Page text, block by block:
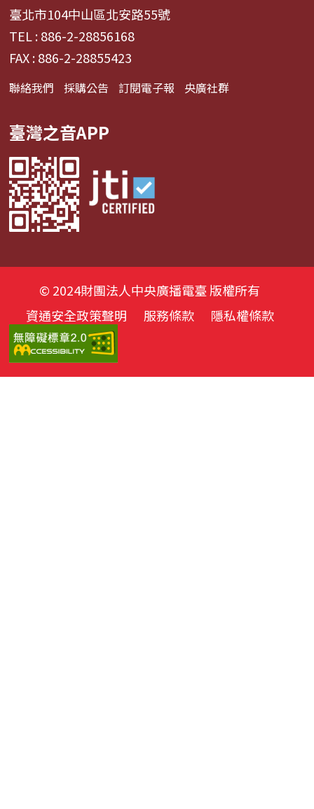
臺北市104中山區北安路55號
TEL : 886-2-28856168
FAX : 886-2-28855423
聯絡我們 採購公告 訂閱電子報 央廣社群
臺灣之音APP
© 2024財團法人中央廣播電臺 版權所有
資通安全政策聲明
服務條款 隱私權條款